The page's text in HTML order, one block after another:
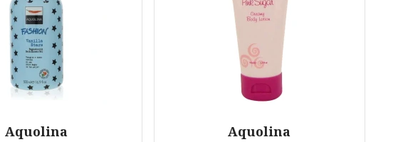
Aquolina
Aquolina